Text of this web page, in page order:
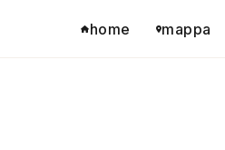
home mappa